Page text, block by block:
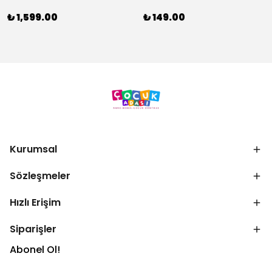
₺ 1,599.00 ₺ 149.00
Kurumsal
Sözleşmeler
Hızlı Erişim
Siparişler
Abonel Ol!